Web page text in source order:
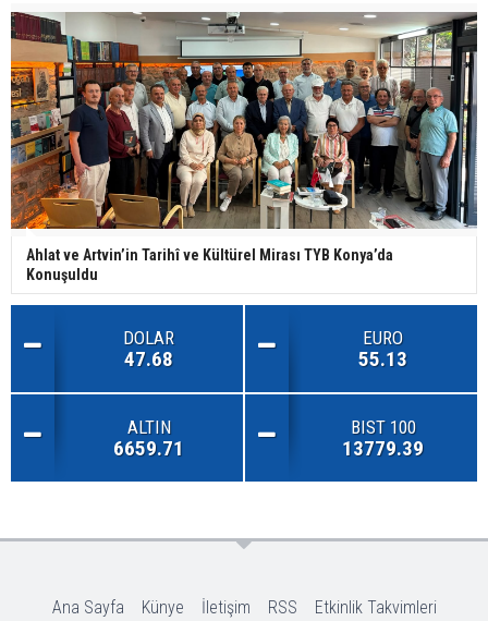
Ahlat ve Artvin’in Tarihî ve Kültürel Mirası TYB Konya’da
Konuşuldu
DOLAR
47.68
EURO
55.13
ALTIN
6659.71
BIST 100
13779.39
Ana Sayfa Künye İletişim RSS Etkinlik Takvimleri